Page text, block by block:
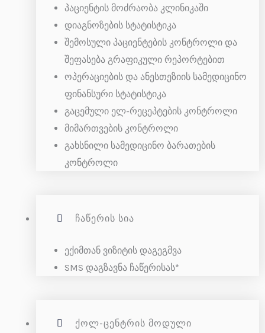
პაციენტის მოძრაობა კლინიკაში
დიაგნოზების სტატისტიკა
შემოსული პაციენტების კონტროლი და
შეფასება გრაფიკული რეპორტებით
ოპერაციების და ანესთეზიის სამედიცინო
ფინანსური სტატისტიკა
გაცემული ელ-რეცეპტების კონტროლი
მიმართვების კონტროლი
გახსნილი სამედიცინო ბარათების
კონტროლი
ᲩᲐᲬᲔᲠᲘᲡ ᲡᲘᲐ
ექიმთან ვიზიტის დაგეგმვა
SMS დაგზავნა ჩაწერისას*
ᲥᲝᲚ-ᲪᲔᲜᲢᲠᲘᲡ ᲛᲝᲓᲣᲚᲘ